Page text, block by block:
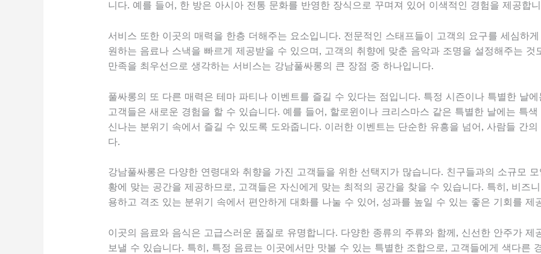
니다. 예를 들어, 한 방은 아시아 전통 문화를 반영한 장식으로 꾸며져 있어 이색적인 경험을 제공합
서비스 또한 이곳의 매력을 한층 더해주는 요소입니다. 전문적인 스태프들이 고객의 요구를 세심하
원하는 음료나 스낵을 빠르게 제공받을 수 있으며, 고객의 취향에 맞춘 음악과 조명을 설정해주는 것
만족을 최우선으로 생각하는 서비스는 강남풀싸롱의 큰 장점 중 하나입니다.
풀싸롱의 또 다른 매력은 테마 파티나 이벤트를 즐길 수 있다는 점입니다. 특정 시즌이나 특별한 날
고객들은 새로운 경험을 할 수 있습니다. 예를 들어, 할로윈이나 크리스마스 같은 특별한 날에는 특
신나는 분위기 속에서 즐길 수 있도록 도와줍니다. 이러한 이벤트는 단순한 유흥을 넘어, 사람들 간
다.
강남풀싸롱은 다양한 연령대와 취향을 가진 고객들을 위한 선택지가 많습니다. 친구들과의 소규모
황에 맞는 공간을 제공하므로, 고객들은 자신에게 맞는 최적의 공간을 찾을 수 있습니다. 특히, 비즈
용하고 격조 있는 분위기 속에서 편안하게 대화를 나눌 수 있어, 성과를 높일 수 있는 좋은 기회를 제
이곳의 음료와 음식은 고급스러운 품질로 유명합니다. 다양한 종류의 주류와 함께, 신선한 안주가 제
보낼 수 있습니다. 특히, 특정 음료는 이곳에서만 맛볼 수 있는 특별한 조합으로, 고객들에게 색다른